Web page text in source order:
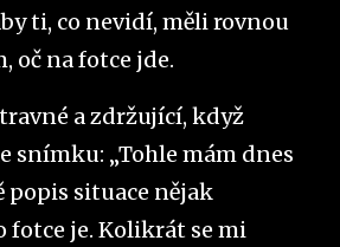
ti, co nevidí, měli rovnou
oč na fotce jde.
a zdržující, když
snímku: „Tohle mám dnes
popis situace nějak
fotce je. Kolikrát se mi